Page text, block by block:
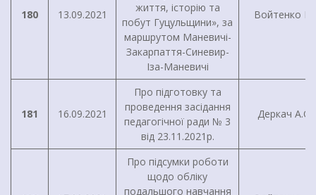
180 13.09.2021
життя, історію та
побут Гуцульщини», за
маршрутом Маневичі-
Закарпаття-Синевир-
Іза-Маневичі
Войтенко І.Г.
181 16.09.2021
Про підготовку та
проведення засідання
педагогічної ради № 3
від 23.11.2021р.
Деркач А.О.
Про підсумки роботи
щодо обліку
подальшого навчання